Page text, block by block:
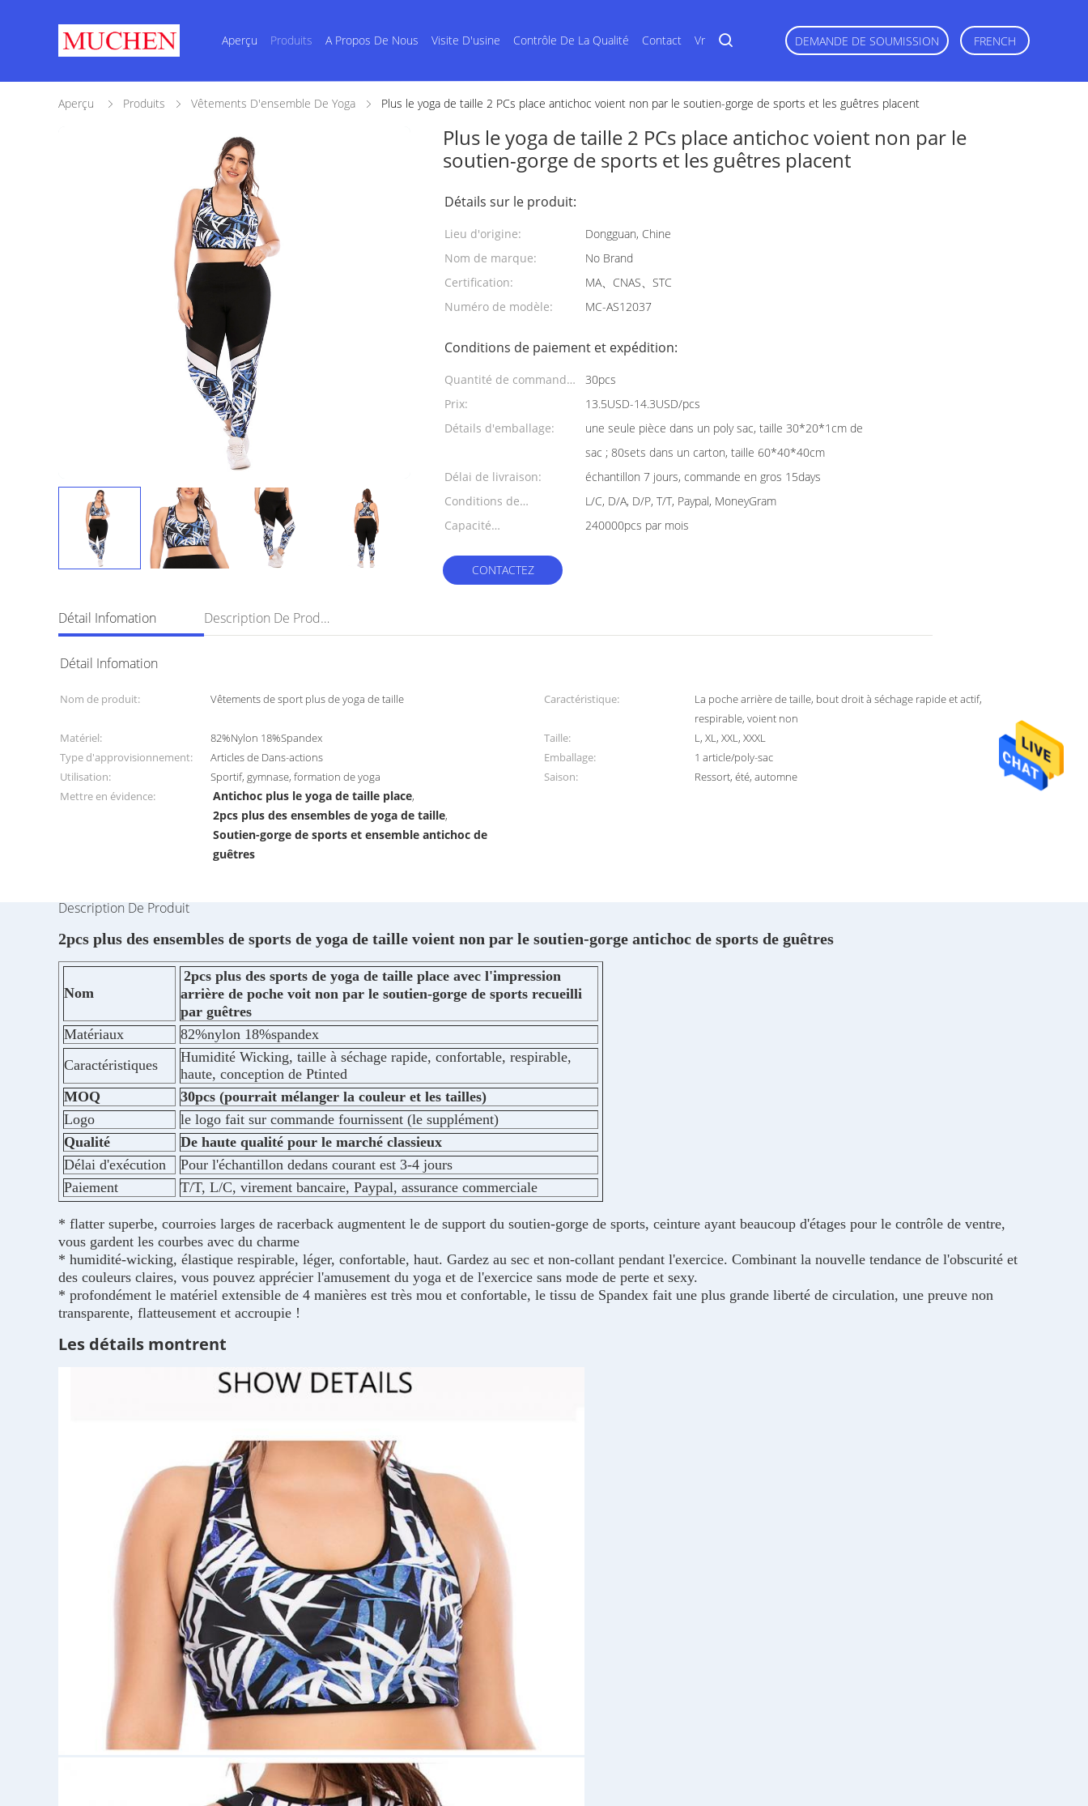
Aperçu Produits A Propos De Nous Visite D'usine Contrôle De La Qualité Contact Vr DEMANDE DE SOUMISSION FRENCH
Aperçu Produits Vêtements D'ensemble De Yoga Plus le yoga de taille 2 PCs place antichoc voient non par le soutien-gorge de sports et les guêtres placent
Plus le yoga de taille 2 PCs place antichoc voient non par le
soutien-gorge de sports et les guêtres placent
Détails sur le produit:
Lieu d'origine:
Dongguan, Chine
Nom de marque:
No Brand
Certification:
MA、CNAS、STC
Numéro de modèle:
MC-AS12037
Conditions de paiement et expédition:
Quantité de commande
min:
30pcs
Prix:
13.5USD-14.3USD/pcs
Détails d'emballage:
une seule pièce dans un poly sac, taille 30*20*1cm de
sac ; 80sets dans un carton, taille 60*40*40cm
Délai de livraison:
échantillon 7 jours, commande en gros 15days
Conditions de
paiement:
L/C, D/A, D/P, T/T, Paypal, MoneyGram
Capacité
240000pcs par mois
CONTACTEZ
Détail Infomation Description De Produit
Détail Infomation
Nom de produit: Vêtements de sport plus de yoga de taille Caractéristique:
La poche arrière de taille, bout droit à séchage rapide et actif,
respirable, voient non
Matériel:
82%Nylon 18%Spandex Taille:
L, XL, XXL, XXXL
Type d'approvisionnement:
Articles de Dans-actions Emballage:
1 article/poly-sac
Utilisation:
Sportif, gymnase, formation de yoga Saison:
Ressort, été, automne
Mettre en évidence:
Antichoc plus le yoga de taille place,
2pcs plus des ensembles de yoga de taille,
Soutien-gorge de sports et ensemble antichoc de
guêtres
Description De Produit
2pcs plus des ensembles de sports de yoga de taille voient non par le soutien-gorge antichoc de sports de guêtres
Nom
2pcs plus des sports de yoga de taille place avec l'impression
arrière de poche voit non par le soutien-gorge de sports recueilli
par guêtres
Matériaux
82%nylon 18%spandex
Caractéristiques
Humidité Wicking, taille à séchage rapide, confortable, respirable,
haute, conception de Ptinted
MOQ
30pcs (pourrait mélanger la couleur et les tailles)
Logo
le logo fait sur commande fournissent (le supplément)
Qualité
De haute qualité pour le marché classieux
Délai d'exécution
Pour l'échantillon dedans courant est 3-4 jours
Paiement
T/T, L/C, virement bancaire, Paypal, assurance commerciale
* flatter superbe, courroies larges de racerback augmentent le de support du soutien-gorge de sports, ceinture ayant beaucoup d'étages pour le contrôle de ventre,
vous gardent les courbes avec du charme
* humidité-wicking, élastique respirable, léger, confortable, haut. Gardez au sec et non-collant pendant l'exercice. Combinant la nouvelle tendance de l'obscurité et
des couleurs claires, vous pouvez apprécier l'amusement du yoga et de l'exercice sans mode de perte et sexy.
* profondément le matériel extensible de 4 manières est très mou et confortable, le tissu de Spandex fait une plus grande liberté de circulation, une preuve non
transparente, flatteusement et accroupie !
Les détails montrent